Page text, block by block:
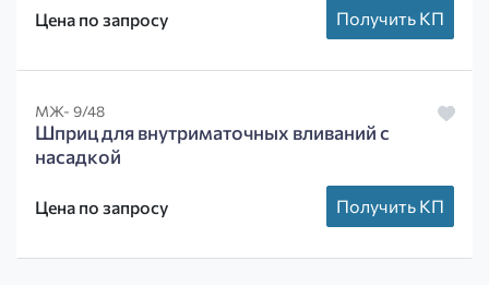
Цена по запросу Получить КП
МЖ- 9/48
Шприц для внутриматочных вливаний с
насадкой
Цена по запросу Получить КП